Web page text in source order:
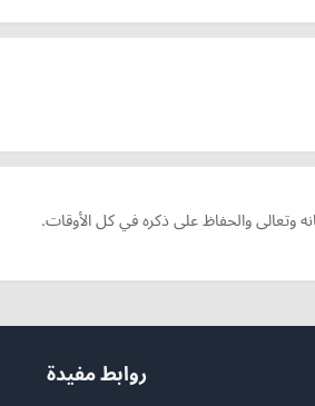
وتعالى والحفاظ على ذكره في كل الأوقات.
روابط مفيدة